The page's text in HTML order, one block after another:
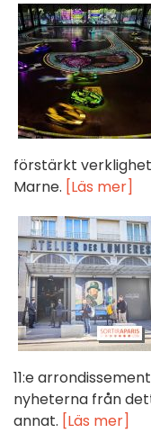
förstärkt
Marne. [Läs mer]
11:e
nyheterna från
annat. [Läs mer]